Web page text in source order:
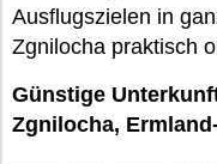
Ausflugszielen in
Zgnilocha praktisch
Günstige
Zgnilocha,